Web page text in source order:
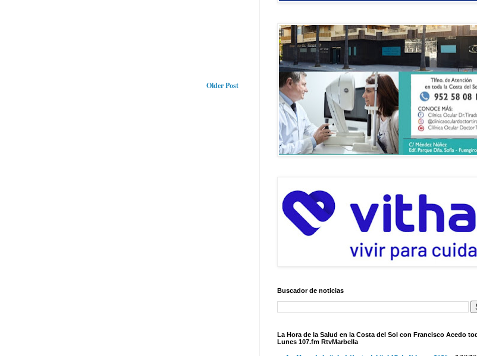
Older Post
Buscador de noticias
La Hora de la Salud en la Costa del Sol con Francisco Acedo
Lunes 107.fm RtvMarbella